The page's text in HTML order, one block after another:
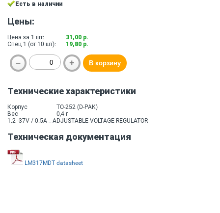
Есть в наличии
Цены:
Цена за 1 шт:
31,00 р.
Спец 1 (от 10 шт):
19,80 р.
Технические характеристики
Корпус
TO-252 (D-PAK)
Вес
0,4 г
1.2 -37V / 0.5A _ ADJUSTABLE VOLTAGE REGULATOR
Техническая документация
LM317MDT datasheet